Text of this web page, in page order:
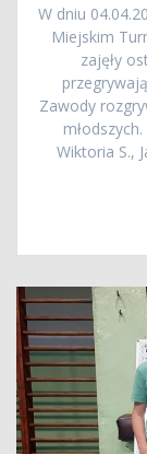
W dniu
Miejskim
zajęły
Zawody
Wiktoria S.,